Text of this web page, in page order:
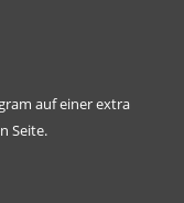
auf einer extra
Seite.